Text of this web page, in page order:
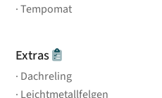
Tempomat
Extras
Dachreling
Leichtmetallfelgen